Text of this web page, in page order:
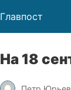
Главпост
На 18